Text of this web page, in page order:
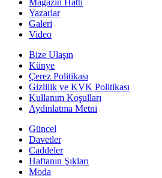
Magazin Hattı
Yazarlar
Galeri
Video
Bize Ulaşın
Künye
Çerez Politikası
Gizlilik ve KVK Politikası
Kullanım Koşulları
Aydınlatma Metni
Güncel
Davetler
Caddeler
Haftanın Şıkları
Moda